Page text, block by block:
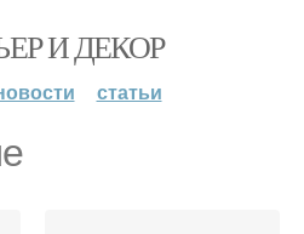
И ДЕКОР
статьи